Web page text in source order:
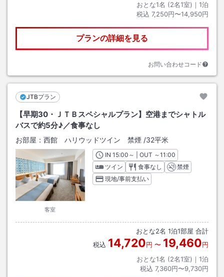
おとな1名 (2名1室)｜ 1泊
税込 7,250円〜14,950円
プランの詳細を見る
お問い合わせコード
JTBプラン
【早期30・ＪＴＢスペシャルプラン】空港までシャトル
バスで約5分♪／食事なし
お部屋： 西館 ハリウッドツイン 禁煙 /32平米
客室
INチェックイン
15:00 ～ | OUT チェックアウト
～11:00
ツイン
食事なし
禁煙
現地/事前支払い
おとな2名 1泊1部屋 合計
税込 14,720円 〜 19,460円
おとな1名 (2名1室)｜ 1泊
税込 7,360円〜9,730円